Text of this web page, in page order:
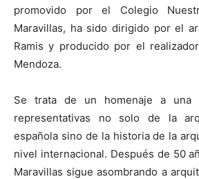
promovido por el Colegio
Maravillas, ha sido dirigido por el
Ramis y producido por el
Mendoza.
Se trata de un homenaje a una
representativas no solo de la
española sino de la historia de la
nivel internacional. Después de 50
Maravillas sigue asombrando a